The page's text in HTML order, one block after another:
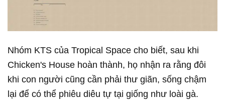
Nhóm KTS của Tropical Space cho biết, sau khi
Chicken's House hoàn thành, họ nhận ra rằng đôi
khi con người cũng cần phải thư giãn, sống chậm
lại để có thể phiêu diêu tự tại giống như loài gà.